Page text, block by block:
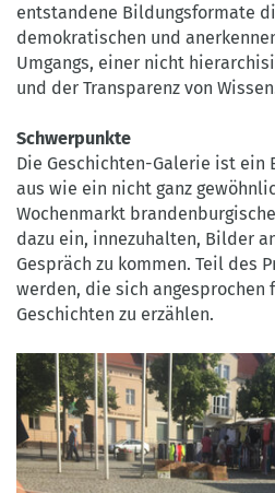
entstandene Bildungsformate
demokratischen und
Umgangs, einer nicht
und der Transparenz von
Schwerpunkte
Die Geschichten-Galerie ist ein
aus wie ein nicht ganz
Wochenmarkt
dazu ein, innezuhalten, Bilder
Gespräch zu kommen. Teil des
werden, die sich angesprochen
Geschichten zu erzählen.